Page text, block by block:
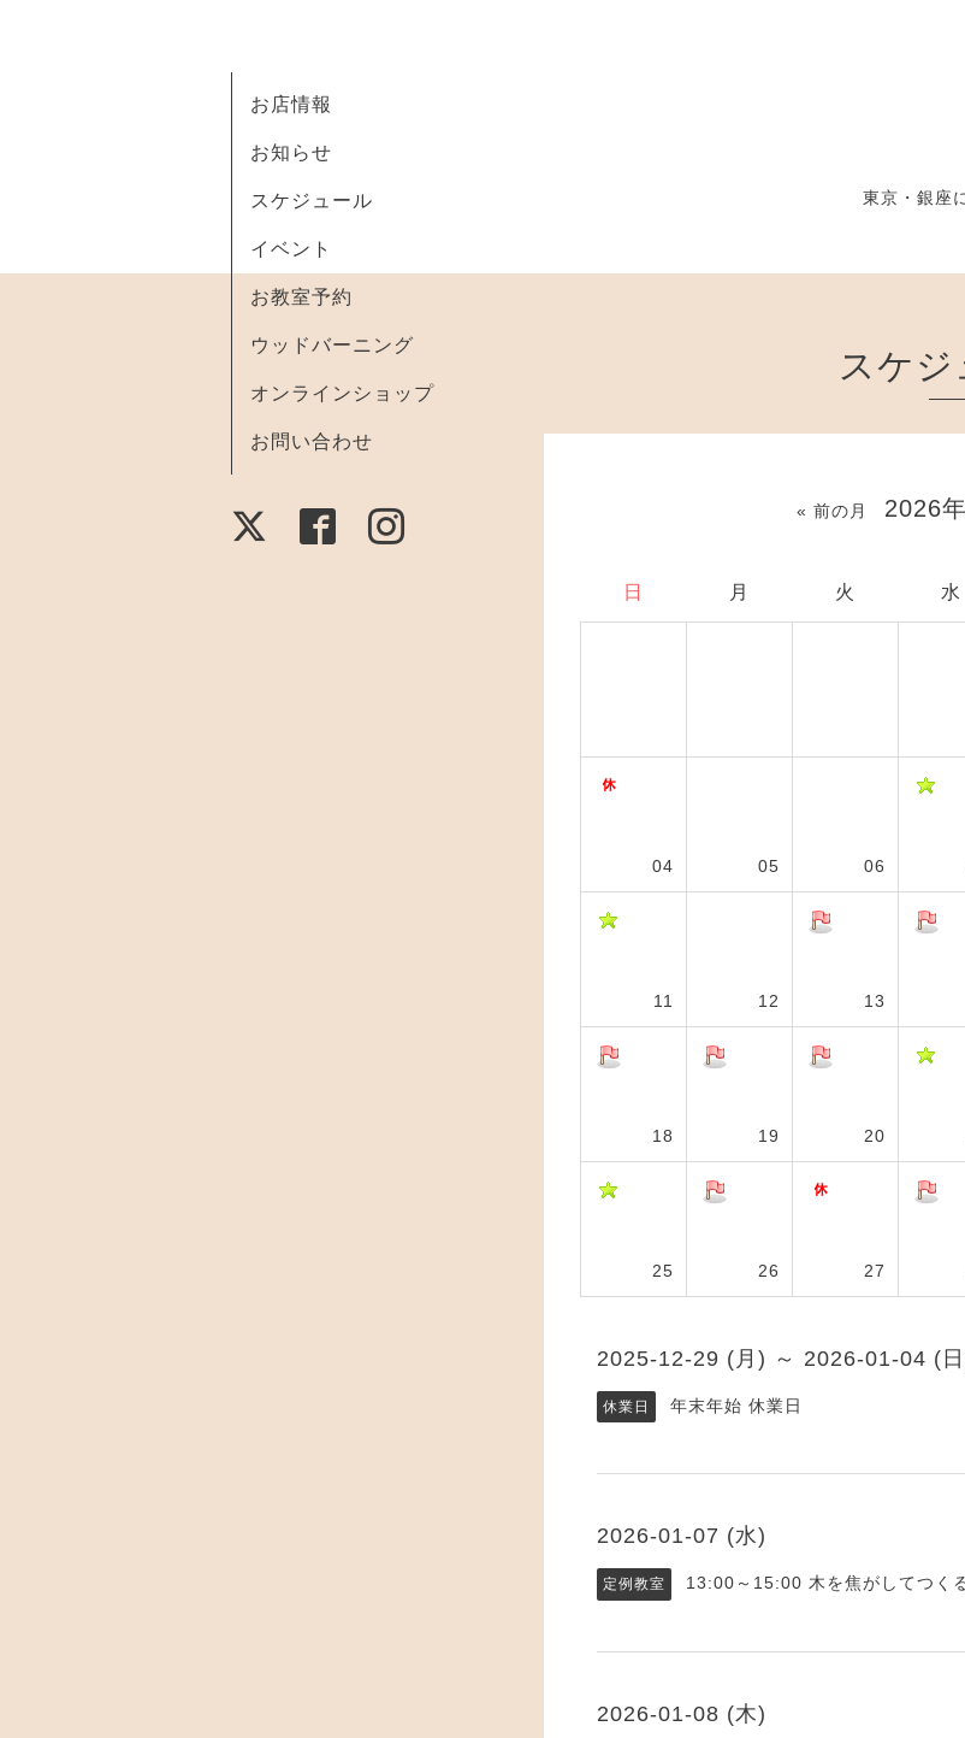
東京・銀座
お店情報
お知らせ
スケジュール
イベント
お教室予約
ウッドバーニング
オンラインショップ
お問い合わせ
スケジ
« 前の月 2026
日 月 火 水
04 05 06
11 12 13
18 19 20
25 26 27
2025-12-29 (月) ～ 2026-01-04 (
休業日 年末年始 休業日
2026-01-07 (水)
定例教室 13:00～15:00 木を焦がしてつく
2026-01-08 (木)